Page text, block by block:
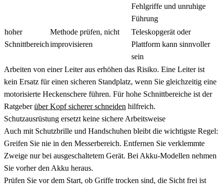
Fehlgriffe und unruhige
Führung
hoher
Schnittbereich
Methode prüfen, nicht
improvisieren
Teleskopgerät oder
Plattform kann sinnvoller
sein
Arbeiten von einer Leiter aus erhöhen das Risiko. Eine Leiter ist
kein Ersatz für einen sicheren Standplatz, wenn Sie gleichzeitig eine
motorisierte Heckenschere führen. Für hohe Schnittbereiche ist der
Ratgeberüber Kopf sicherer schneiden hilfreich.
Schutzausrüstung ersetzt keine sichere Arbeitsweise
Auch mit Schutzbrille und Handschuhen bleibt die wichtigste Regel:
Greifen Sie nie in den Messerbereich. Entfernen Sie verklemmte
Zweige nur bei ausgeschaltetem Gerät. Bei Akku-Modellen nehmen
Sie vorher den Akku heraus.
Prüfen Sie vor dem Start, ob Griffe trocken sind, die Sicht frei ist